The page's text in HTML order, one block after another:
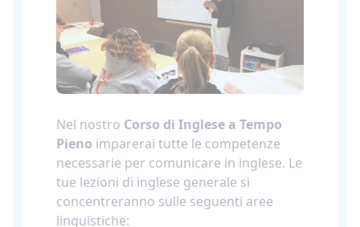
Nel nostro Corso di Inglese a Tempo
Pieno imparerai tutte le competenze
necessarie per comunicare in inglese. Le
tue lezioni di inglese generale si
concentreranno sulle seguenti aree
linguistiche: